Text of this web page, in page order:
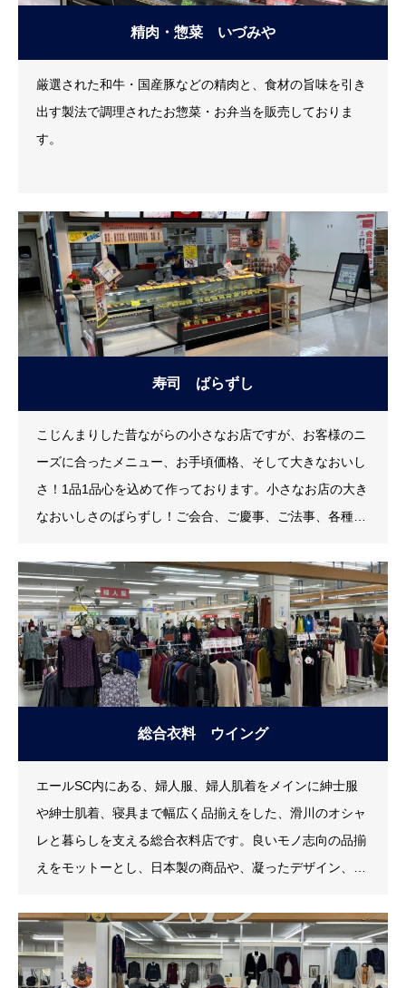
精肉・惣菜 いづみや
厳選された和牛・国産豚などの精肉と、食材の旨味を引き
出す製法で調理されたお惣菜・お弁当を販売しておりま
す。
寿司 ばらずし
こじんまりした昔ながらの小さなお店ですが、お客様のニ
ーズに合ったメニュー、お手頃価格、そして大きなおいし
さ！1品1品心を込めて作っております。小さなお店の大き
なおいしさのばらずし！ご会合、ご慶事、ご法事、各種レ
ります。
総合衣料 ウイング
エールSC内にある、婦人服、婦人肌着をメインに紳士服
や紳士肌着、寝具まで幅広く品揃えをした、滑川のオシャ
レと暮らしを支える総合衣料店です。良いモノ志向の品揃
えをモットーとし、日本製の商品や、凝ったデザイン、生
です。婦人服では、メーカー直での取引をベースにしてい
る為、売れ筋の商品入荷が多くなるようにしています。他
には、ボトムスにも強化をしており、たくさんの品揃えで